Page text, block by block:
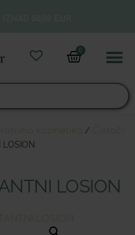
0
/
LOSION
LOSION